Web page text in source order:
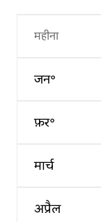
महीना
जन॰
फ़र॰
मार्च
अप्रैल